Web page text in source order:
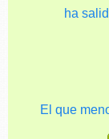
ha
El que